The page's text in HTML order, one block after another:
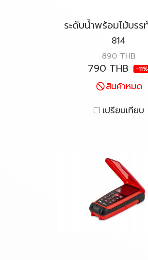
814
890 THB
790 THB -11%
สินค้าหมด
เปรียบเทียบ